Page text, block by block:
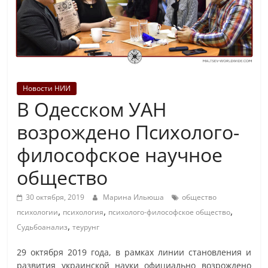
Новости НИИ
В Одесском УАН
возрождено Психолого-
философское научное
общество
30 октября, 2019 Марина Ильюша
общество
психологии, психология, психолого-философское общество,
Судьбоанализ,теурунг
29 октября 2019 года, в рамках линии становления и
развития украинской науки официально возрождено